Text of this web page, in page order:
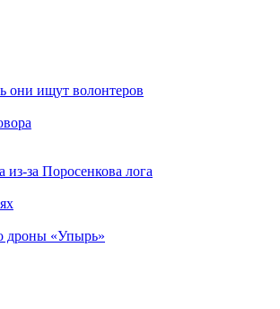
они ищут волонтеров
за Поросенкова лога
дроны «Упырь»